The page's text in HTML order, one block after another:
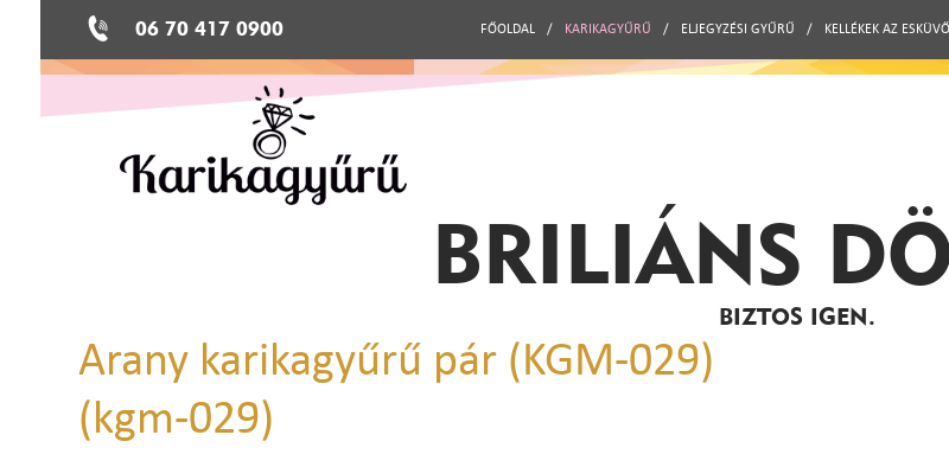
06 70 417 0900 FŐOLDAL / KARIKAGYŰRŰ / ELJEGYZÉSI GYŰRŰ / KELLÉKEK AZ
BRILIÁNS
BIZTOS IGEN.
Arany karikagyűrű pár (KGM-029)
(kgm-029)